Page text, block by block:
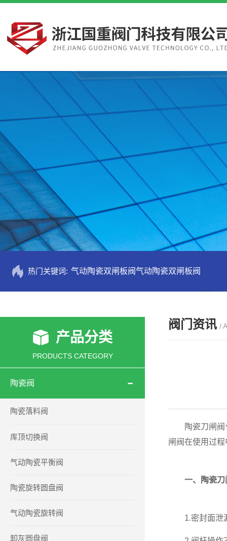
热门关键词: 气动陶瓷双闸板阀气动陶瓷双闸板阀
产品分类
PRODUCTS CATEGORY
陶瓷阀
陶瓷落料阀
库顶切换阀
气动陶瓷平衡阀
陶瓷旋转圆盘阀
气动陶瓷旋转阀
卸灰圆盘阀
阀门资讯 /
陶瓷刀闸阀作
闸阀在使用过
一、陶瓷
1.密封面泄漏